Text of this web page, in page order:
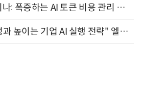
"AI 핀옵스 실전 세미나: 폭증하는 AI 토큰 비용 관리 전략" 8월 21일 개최
"AI ROI 시대, 투자 성과 높이는 기업 AI 실행 전략" 엘타워 6층 (9월 18일)